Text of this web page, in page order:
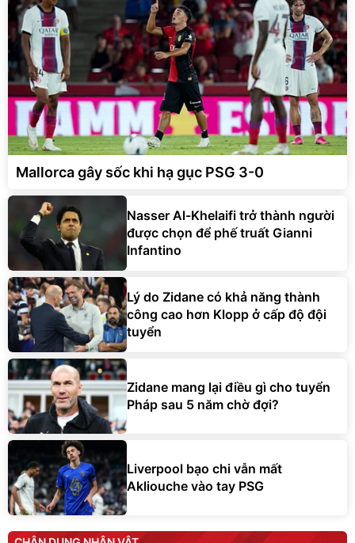
Mallorca gây sốc khi hạ gục PSG 3-0
Nasser Al-Khelaifi trở thành người
được chọn để phế truất Gianni
Infantino
Lý do Zidane có khả năng thành
công cao hơn Klopp ở cấp độ đội
tuyển
Zidane mang lại điều gì cho tuyển
Pháp sau 5 năm chờ đợi?
Liverpool bạo chi vẫn mất
Akliouche vào tay PSG